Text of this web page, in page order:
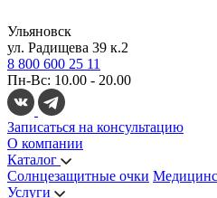
Ульяновск
ул. Радищева 39 к.2
8 800 600 25 11
Пн-Вс: 10.00 - 20.00
Записаться на консультацию
О компании
Каталог
Солнцезащитные очки
Услуги